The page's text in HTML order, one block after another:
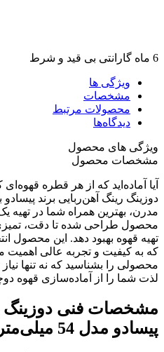
6 ماه گارانتی بی قید و شرط
ویژگی ها
مشخصات
محصولات مرتبط
دیدگاه‌ها
ویژگی های محصول
مشخصات محصول
آیا آماده‌اید که از هر قطره
دوزینگ رینگ آهن‌ربایی برند
مدرن، بهترین همراه شما در
محصول طراحی شده تا دقت،
تهیه قهوه بهبود دهد. این محصول
که به کیفیت و تجربه عالی
محصولی را بشناسید که نه تنها
لذت شما را از آماده‌سازی قهوه
مشخصات فنی دوزینگ
پیسادو مدل 54 میلی‌متری